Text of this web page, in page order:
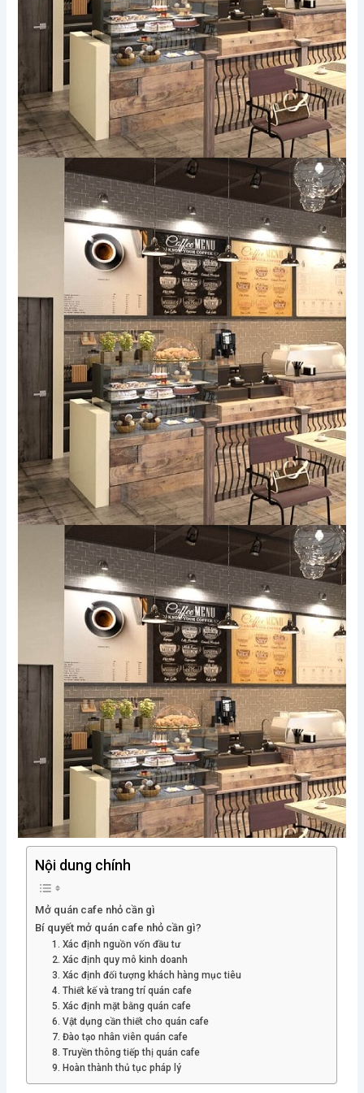
Nội dung chính
Mở quán cafe nhỏ cần gì
Bí quyết mở quán cafe nhỏ cần gì?
1. Xác định nguồn vốn đầu tư
2. Xác định quy mô kinh doanh
3. Xác định đối tượng khách hàng mục tiêu
4. Thiết kế và trang trí quán cafe
5. Xác định mặt bằng quán cafe
6. Vật dụng cần thiết cho quán cafe
7. Đào tạo nhân viên quán cafe
8. Truyền thông tiếp thị quán cafe
9. Hoàn thành thủ tục pháp lý